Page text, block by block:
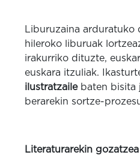
Liburuzaina arduratuko
hileroko liburuak
irakurriko dituzte,
euskara itzuliak.
ilustratzaile baten bisita
berarekin sortze-
Literaturarekin gozatzea